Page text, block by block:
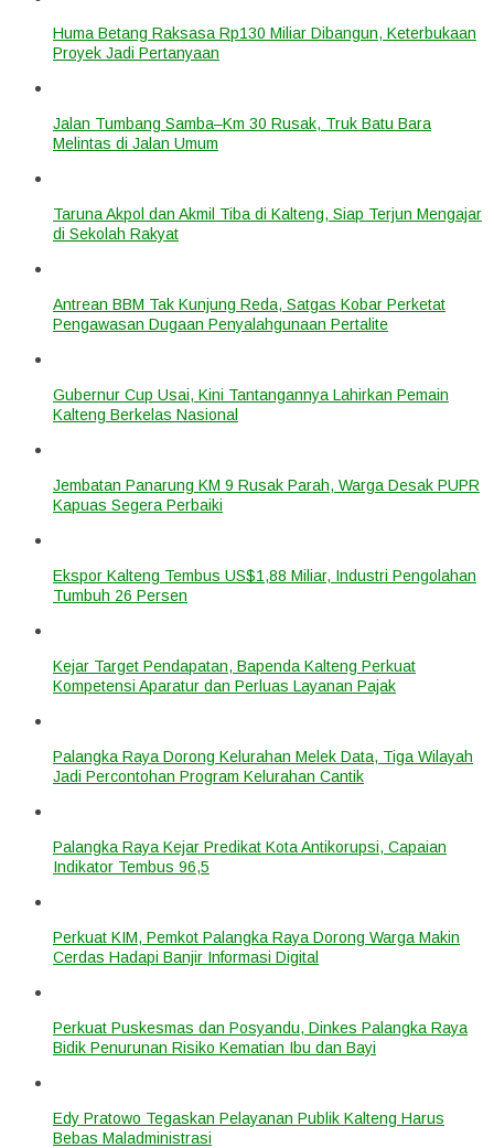
Huma Betang Raksasa Rp130 Miliar Dibangun, Keterbukaan
Proyek Jadi Pertanyaan
Jalan Tumbang Samba–Km 30 Rusak, Truk Batu Bara
Melintas di Jalan Umum
Taruna Akpol dan Akmil Tiba di Kalteng, Siap Terjun Mengajar
di Sekolah Rakyat
Antrean BBM Tak Kunjung Reda, Satgas Kobar Perketat
Pengawasan Dugaan Penyalahgunaan Pertalite
Gubernur Cup Usai, Kini Tantangannya Lahirkan Pemain
Kalteng Berkelas Nasional
Jembatan Panarung KM 9 Rusak Parah, Warga Desak PUPR
Kapuas Segera Perbaiki
Ekspor Kalteng Tembus US$1,88 Miliar, Industri Pengolahan
Tumbuh 26 Persen
Kejar Target Pendapatan, Bapenda Kalteng Perkuat
Kompetensi Aparatur dan Perluas Layanan Pajak
Palangka Raya Dorong Kelurahan Melek Data, Tiga Wilayah
Jadi Percontohan Program Kelurahan Cantik
Palangka Raya Kejar Predikat Kota Antikorupsi, Capaian
Indikator Tembus 96,5
Perkuat KIM, Pemkot Palangka Raya Dorong Warga Makin
Cerdas Hadapi Banjir Informasi Digital
Perkuat Puskesmas dan Posyandu, Dinkes Palangka Raya
Bidik Penurunan Risiko Kematian Ibu dan Bayi
Edy Pratowo Tegaskan Pelayanan Publik Kalteng Harus
Bebas Maladministrasi